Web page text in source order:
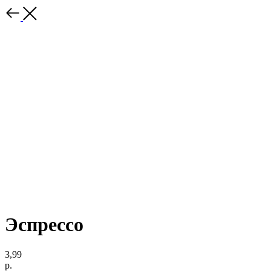
Эспрессо
3,99
р.